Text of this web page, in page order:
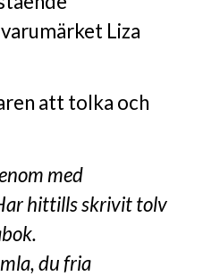
Liza
att tolka och
med
hittills skrivit tolv
du fria